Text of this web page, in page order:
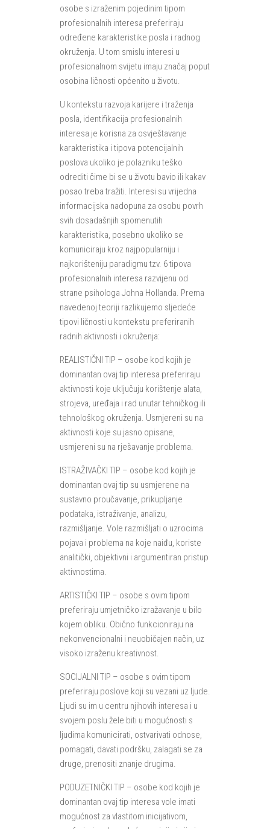
osobe s izraženim pojedinim tipom
profesionalnih interesa preferiraju
određene karakteristike posla i radnog
okruženja. U tom smislu interesi u
profesionalnom svijetu imaju značaj poput
osobina ličnosti općenito u životu.
U kontekstu razvoja karijere i traženja
posla, identifikacija profesionalnih
interesa je korisna za osvještavanje
karakteristika i tipova potencijalnih
poslova ukoliko je polazniku teško
odrediti čime bi se u životu bavio ili kakav
posao treba tražiti. Interesi su vrijedna
informacijska nadopuna za osobu povrh
svih dosadašnjih spomenutih
karakteristika, posebno ukoliko se
komuniciraju kroz najpopularniju i
najkorišteniju paradigmu tzv. 6 tipova
profesionalnih interesa razvijenu od
strane psihologa Johna Hollanda. Prema
navedenoj teoriji razlikujemo sljedeće
tipovi ličnosti u kontekstu preferiranih
radnih aktivnosti i okruženja:
REALISTIČNI TIP – osobe kod kojih je
dominantan ovaj tip interesa preferiraju
aktivnosti koje uključuju korištenje alata,
strojeva, uređaja i rad unutar tehničkog ili
tehnološkog okruženja. Usmjereni su na
aktivnosti koje su jasno opisane,
usmjereni su na rješavanje problema.
ISTRAŽIVAČKI TIP – osobe kod kojih je
dominantan ovaj tip su usmjerene na
sustavno proučavanje, prikupljanje
podataka, istraživanje, analizu,
razmišljanje. Vole razmišljati o uzrocima
pojava i problema na koje naiđu, koriste
analitički, objektivni i argumentiran pristup
aktivnostima.
ARTISTIČKI TIP – osobe s ovim tipom
preferiraju umjetničko izražavanje u bilo
kojem obliku. Obično funkcioniraju na
nekonvencionalni i neuobičajen način, uz
visoko izraženu kreativnost.
SOCIJALNI TIP – osobe s ovim tipom
preferiraju poslove koji su vezani uz ljude.
Ljudi su im u centru njihovih interesa i u
svojem poslu žele biti u mogućnosti s
ljudima komunicirati, ostvarivati odnose,
pomagati, davati podršku, zalagati se za
druge, prenositi znanje drugima.
PODUZETNIČKI TIP – osobe kod kojih je
dominantan ovaj tip interesa vole imati
mogućnost za vlastitom inicijativom,